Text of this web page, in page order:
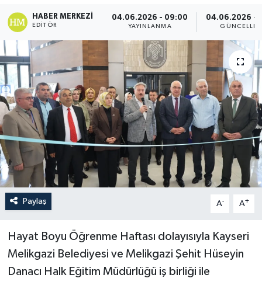
HABER MERKEZI
EDITÖR
04.06.2026 - 09:00
YAYINLANMA
04.06.2026 -
Paylaş A- A+
Hayat Boyu Öğrenme Haftası dolayısıyla Kayseri
Melikgazi Belediyesi ve Melikgazi Şehit Hüseyin
Danacı Halk Eğitim Müdürlüğü iş birliği ile